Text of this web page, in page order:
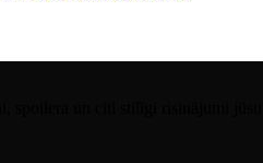
spoilera un citi stilīgi risinājumi jūsu